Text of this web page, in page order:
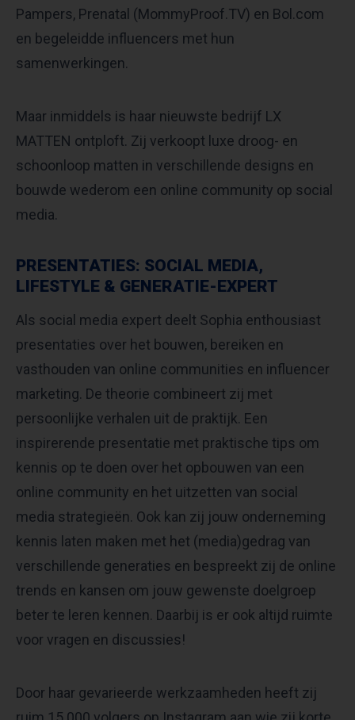
Pampers, Prenatal (MommyProof.TV) en Bol.com
en begeleidde influencers met hun
samenwerkingen.
Maar inmiddels is haar nieuwste bedrijf LX
MATTEN ontploft. Zij verkoopt luxe droog- en
schoonloop matten in verschillende designs en
bouwde wederom een online community op social
media.
PRESENTATIES: SOCIAL MEDIA,
LIFESTYLE & GENERATIE-EXPERT
Als social media expert deelt Sophia enthousiast
presentaties over het bouwen, bereiken en
vasthouden van online communities en influencer
marketing. De theorie combineert zij met
persoonlijke verhalen uit de praktijk. Een
inspirerende presentatie met praktische tips om
kennis op te doen over het opbouwen van een
online community en het uitzetten van social
media strategieën. Ook kan zij jouw onderneming
kennis laten maken met het (media)gedrag van
verschillende generaties en bespreekt zij de online
trends en kansen om jouw gewenste doelgroep
beter te leren kennen. Daarbij is er ook altijd ruimte
voor vragen en discussies!
Door haar gevarieerde werkzaamheden heeft zij